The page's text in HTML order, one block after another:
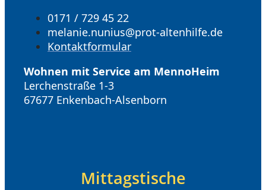
0171 / 729 45 22
melanie.nunius@prot-altenhilfe.de
Kontaktformular
Wohnen mit Service am MennoHeim
Lerchenstraße 1-3
67677 Enkenbach-Alsenborn
Mittagstische